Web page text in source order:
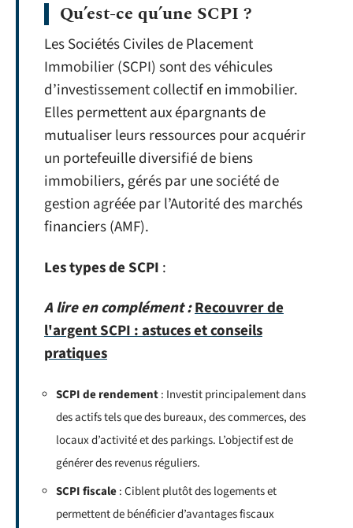
Qu’est-ce qu’une SCPI ?
Les Sociétés Civiles de Placement
Immobilier (SCPI) sont des véhicules
d’investissement collectif en immobilier.
Elles permettent aux épargnants de
mutualiser leurs ressources pour acquérir
un portefeuille diversifié de biens
immobiliers, gérés par une société de
gestion agréée par l’Autorité des marchés
financiers (AMF).
Les types de SCPI :
A lire en complément :Recouvrer de
l'argent SCPI : astuces et conseils
pratiques
SCPI de rendement: Investit principalement dans
des actifs tels que des bureaux, des commerces, des
locaux d’activité et des parkings. L’objectif est de
générer des revenus réguliers.
SCPI fiscale: Ciblent plutôt des logements et
permettent de bénéficier d’avantages fiscaux